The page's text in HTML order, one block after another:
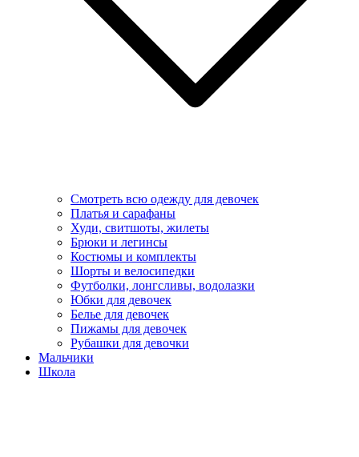
Смотреть всю одежду для девочек
Платья и сарафаны
Худи, свитшоты, жилеты
Брюки и легинсы
Костюмы и комплекты
Шорты и велосипедки
Футболки, лонгсливы, водолазки
Юбки для девочек
Белье для девочек
Пижамы для девочек
Рубашки для девочки
Мальчики
Школа